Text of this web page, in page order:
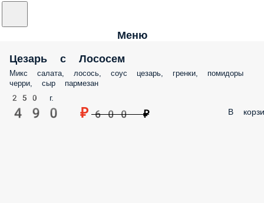
Меню
Цезарь с Лососем
Микс салата, лосось, соус цезарь, гренки, помидоры
черри, сыр пармезан
250 г.
490 ₽ 600 ₽ В